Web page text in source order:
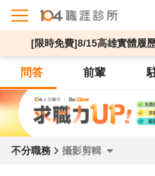
[限時免費]8/15高雄實體履
問答 前輩
不分職務 攝影剪輯